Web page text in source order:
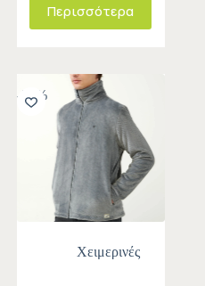
Περισσότερα
-30%
Χειμερινές